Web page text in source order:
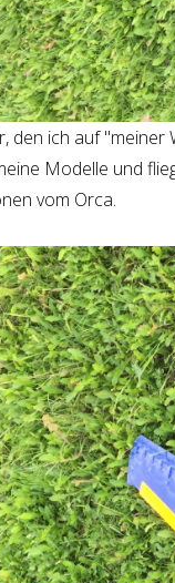
den ich auf
Modelle und
vom Orca.